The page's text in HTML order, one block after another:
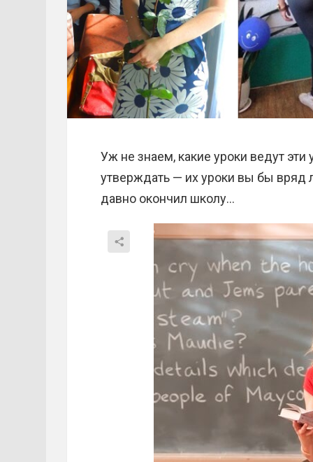
Уж не знаем, какие уроки ведут
утверждать — их уроки вы бы вряд
давно окончил школу…